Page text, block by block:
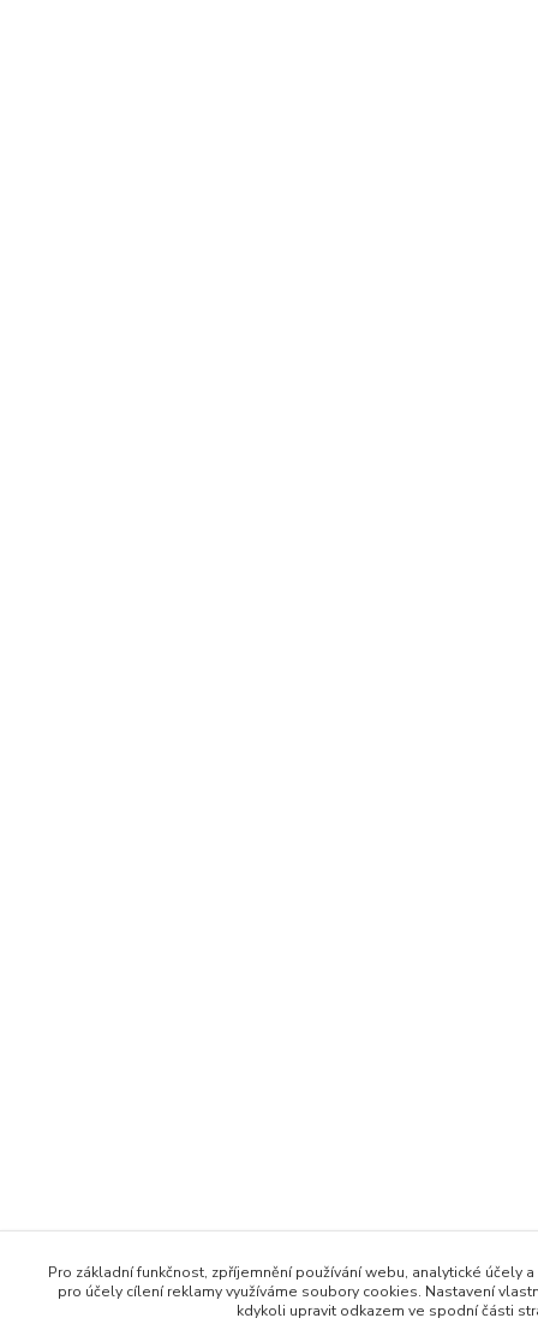
Pro základní funkčnost, zpříjemnění používání webu, analytické účely
pro účely cílení reklamy využíváme soubory cookies. Nastavení
kdykoli upravit odkazem ve spodní části